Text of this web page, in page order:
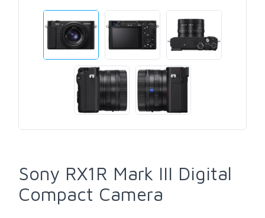
Sony RX1R Mark III Digital
Compact Camera